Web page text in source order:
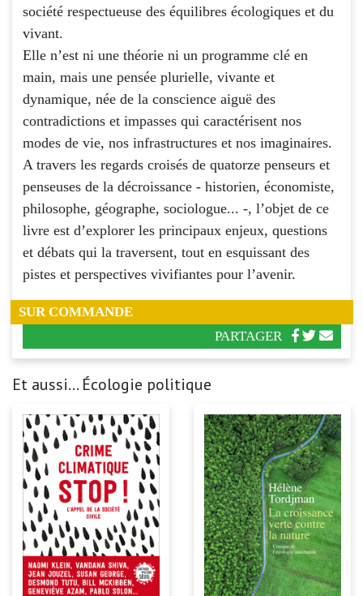
société respectueuse des équilibres écologiques et du
vivant.
Elle n’est ni une théorie ni un programme clé en
main, mais une pensée plurielle, vivante et
dynamique, née de la conscience aiguë des
contradictions et impasses qui caractérisent nos
modes de vie, nos infrastructures et nos imaginaires.
A travers les regards croisés de quatorze penseurs et
penseuses de la décroissance - historien, économiste,
philosophe, géographe, sociologue... -, l’objet de ce
livre est d’explorer les principaux enjeux, questions
et débats qui la traversent, tout en esquissant des
pistes et perspectives vivifiantes pour l’avenir.
SUR COMMANDE
PARTAGER
Et aussi... Écologie politique